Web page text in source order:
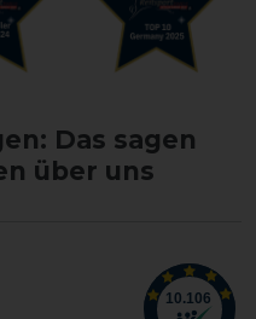
Das sagen
über uns